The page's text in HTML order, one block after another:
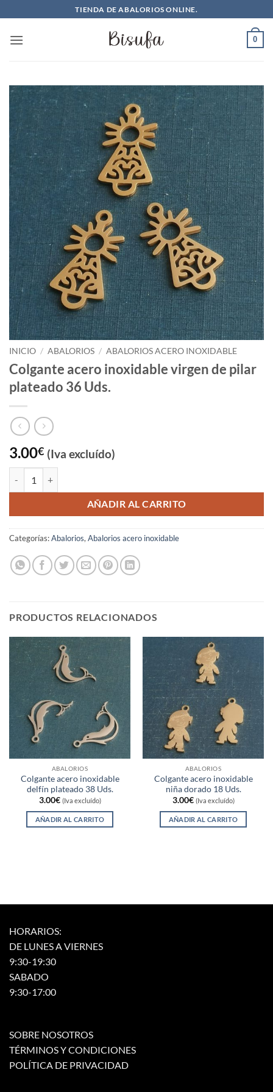
al
contenido
TIENDA DE ABALORIOS ONLINE.
0
INICIO / ABALORIOS / ABALORIOS ACERO INOXIDABLE
Colgante acero inoxidable virgen de pilar
plateado 36 Uds.
3.00€ (Iva excluído)
AÑADIR AL CARRITO
Categorías:Abalorios,Abalorios acero inoxidable
PRODUCTOS RELACIONADOS
ABALORIOS
Colgante acero inoxidable
delfín plateado 38 Uds.
3.00€ (Iva excluído)
AÑADIR AL CARRITO
ABALORIOS
Colgante acero inoxidable
niña dorado 18 Uds.
3.00€ (Iva excluído)
AÑADIR AL CARRITO
HORARIOS:
DE LUNES A VIERNES
9:30-19:30
SABADO
9:30-17:00
SOBRE NOSOTROS
TÉRMINOS Y CONDICIONES
POLÍTICA DE PRIVACIDAD